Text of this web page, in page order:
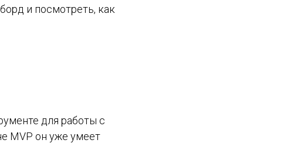
и посмотреть, как
для работы с
MVP он уже умеет